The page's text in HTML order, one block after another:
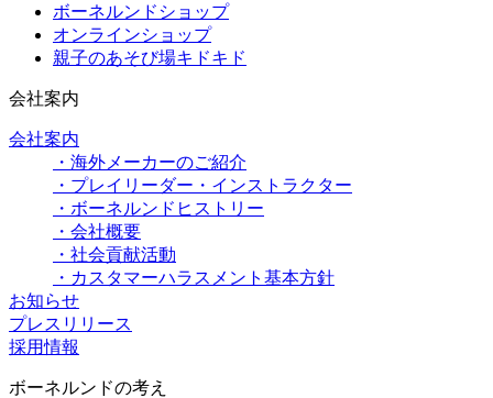
ボーネルンドショップ
オンラインショップ
親子のあそび場キドキド
会社案内
会社案内
・海外メーカーのご紹介
・プレイリーダー・インストラクター
・ボーネルンドヒストリー
・会社概要
・社会貢献活動
・カスタマーハラスメント基本方針
お知らせ
プレスリリース
採用情報
ボーネルンドの考え